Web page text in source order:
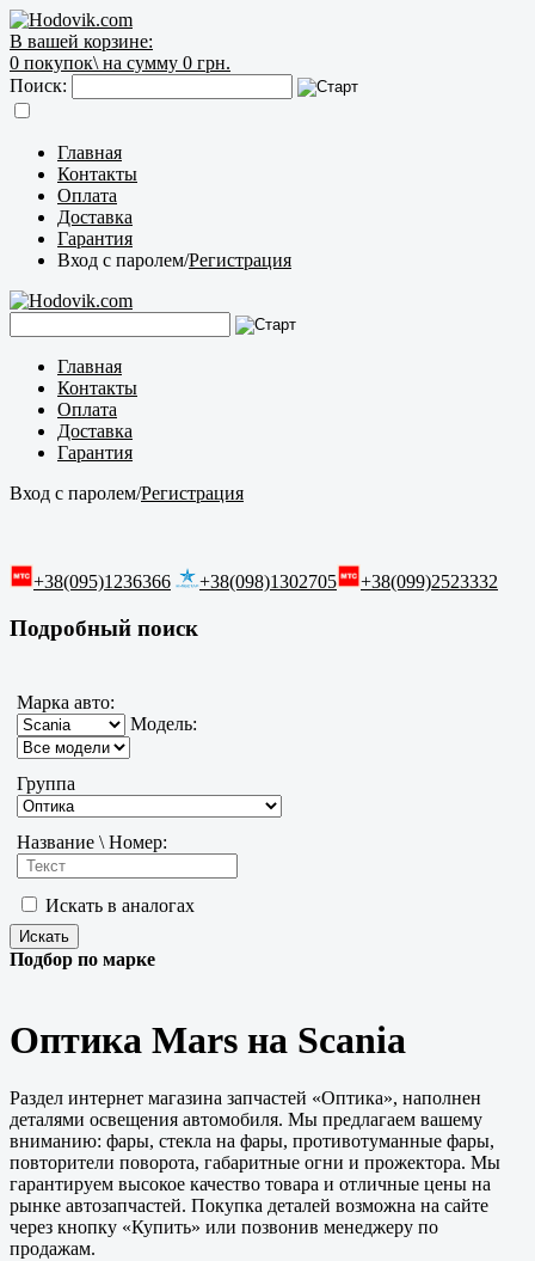
В вашей корзине:
0 покупок\ на сумму 0 грн.
Поиск:
Главная
Контакты
Оплата
Доставка
Гарантия
Вход с паролем/Регистрация
Главная
Контакты
Оплата
Доставка
Гарантия
Вход с паролем/Регистрация
+38(095)1236366 +38(098)1302705 +38(099)2523332
Подробный поиск
Марка авто:
Модель:
Группа
Название \ Номер:
Искать в аналогах
Подбор по марке
Оптика Mars на Scania
Раздел интернет магазина запчастей «Оптика», наполнен
деталями освещения автомобиля. Мы предлагаем вашему
вниманию: фары, стекла на фары, противотуманные фары,
повторители поворота, габаритные огни и прожектора. Мы
гарантируем высокое качество товара и отличные цены на
рынке автозапчастей. Покупка деталей возможна на сайте
через кнопку «Купить» или позвонив менеджеру по
продажам.